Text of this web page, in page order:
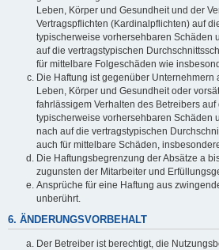
Leben, Körper und Gesundheit und der
Vertragspflichten (Kardinalpflichten) auf
typischerweise vorhersehbaren Schäden
auf die vertragstypischen
für mittelbare Folgeschäden wie
Die Haftung ist gegenüber Unternehmern
Leben, Körper und Gesundheit oder
fahrlässigem Verhalten des Betreibers
typischerweise vorhersehbaren Schäden
nach auf die vertragstypischen
auch für mittelbare Schäden,
Die Haftungsbegrenzung der Absätze a
zugunsten der Mitarbeiter und
Ansprüche für eine Haftung aus
unberührt.
6. ÄNDERUNGSVORBEHALT
Der Betreiber ist berechtigt, die